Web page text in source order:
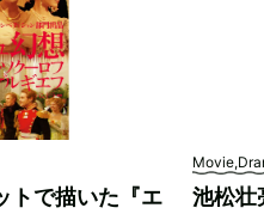
トで描いた『エ
池松壮